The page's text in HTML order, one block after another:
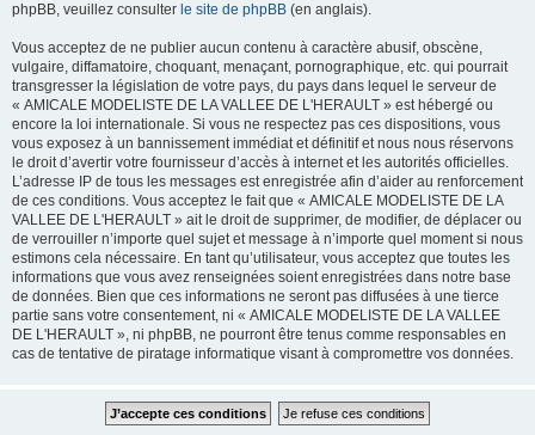
phpBB, veuillez consulter le site de phpBB (en anglais).
Vous acceptez de ne publier aucun contenu à caractère abusif, obscène,
vulgaire, diffamatoire, choquant, menaçant, pornographique, etc. qui pourrait
transgresser la législation de votre pays, du pays dans lequel le serveur de
« AMICALE MODELISTE DE LA VALLEE DE L'HERAULT » est hébergé ou
encore la loi internationale. Si vous ne respectez pas ces dispositions, vous
vous exposez à un bannissement immédiat et définitif et nous nous réservons
le droit d’avertir votre fournisseur d’accès à internet et les autorités officielles.
L’adresse IP de tous les messages est enregistrée afin d’aider au renforcement
de ces conditions. Vous acceptez le fait que « AMICALE MODELISTE DE LA
VALLEE DE L'HERAULT » ait le droit de supprimer, de modifier, de déplacer ou
de verrouiller n’importe quel sujet et message à n’importe quel moment si nous
estimons cela nécessaire. En tant qu’utilisateur, vous acceptez que toutes les
informations que vous avez renseignées soient enregistrées dans notre base
de données. Bien que ces informations ne seront pas diffusées à une tierce
partie sans votre consentement, ni « AMICALE MODELISTE DE LA VALLEE
DE L'HERAULT », ni phpBB, ne pourront être tenus comme responsables en
cas de tentative de piratage informatique visant à compromettre vos données.